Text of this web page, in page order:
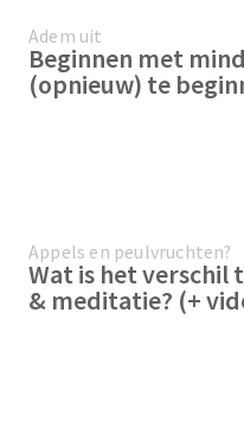
Adem uit
Beginnen met
(opnieuw) te
Appels en peulvruchten?
Wat is het verschil
& meditatie? (+